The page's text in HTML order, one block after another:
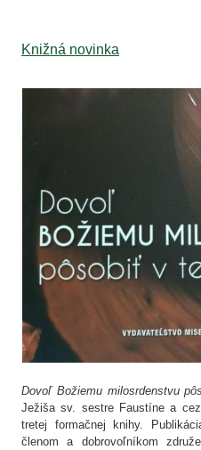
Knižná novinka
Dovoľ Božiemu milosrdenstvu
Ježiša sv. sestre Faustíne a
tretej formačnej knihy.
členom a dobrovoľníkom